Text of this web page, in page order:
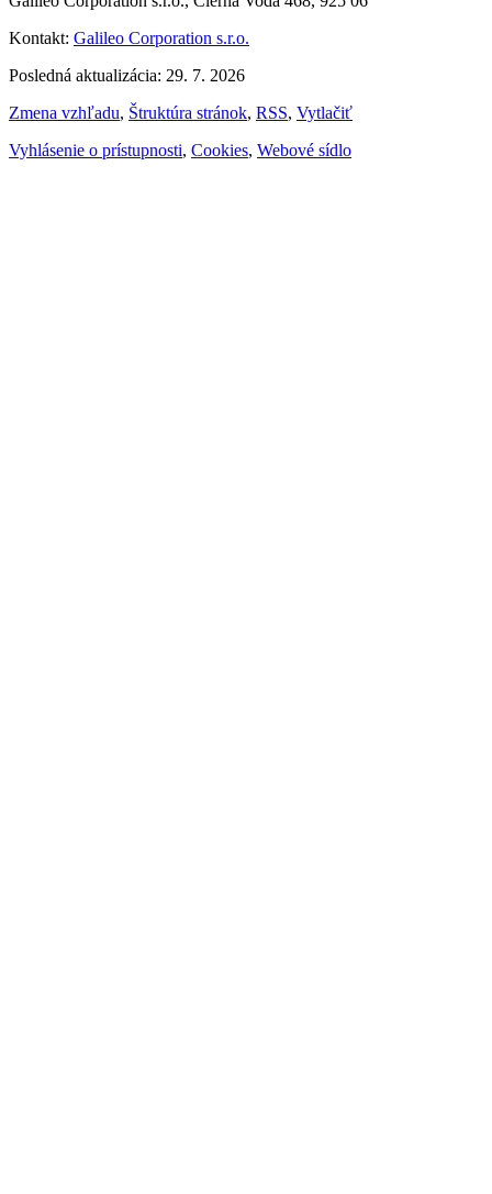
Kontakt: Galileo Corporation s.r.o.
Posledná aktualizácia: 29. 7. 2026
Zmena vzhľadu, Štruktúra stránok, RSS, Vytlačiť
Vyhlásenie o prístupnosti, Cookies, Webové sídlo